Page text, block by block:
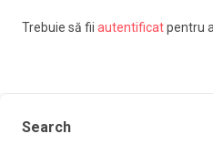
Trebuie să fii autentificatpentru
Search